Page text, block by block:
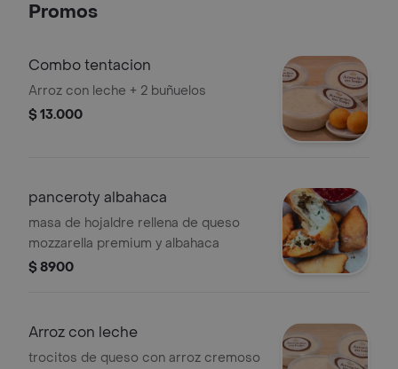
Promos
Combo tentacion
Arroz con leche + 2 buñuelos
$ 13.000
panceroty albahaca
masa de hojaldre rellena de queso
mozzarella premium y albahaca
$ 8900
Arroz con leche
trocitos de queso con arroz cremoso